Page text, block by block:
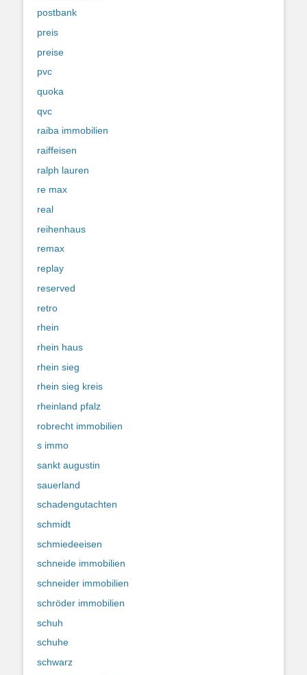
postbank
preis
preise
pvc
quoka
qvc
raiba immobilien
raiffeisen
ralph lauren
re max
real
reihenhaus
remax
replay
reserved
retro
rhein
rhein haus
rhein sieg
rhein sieg kreis
rheinland pfalz
robrecht immobilien
s immo
sankt augustin
sauerland
schadengutachten
schmidt
schmiedeeisen
schneide immobilien
schneider immobilien
schröder immobilien
schuh
schuhe
schwarz